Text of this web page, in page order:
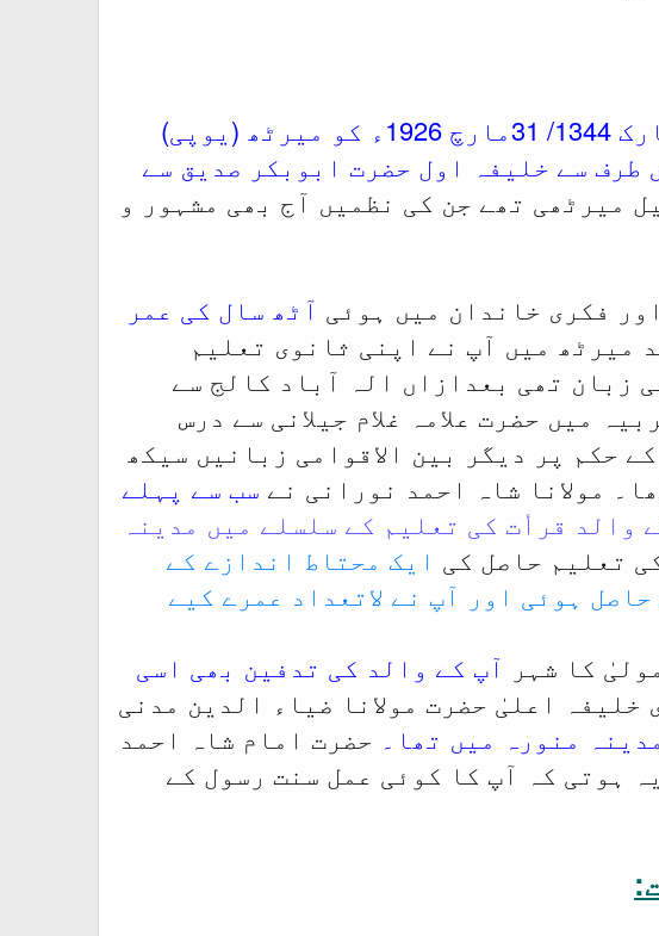
قائد اہلسنت شاہ احمد نورانی صدیقی 17 رمضان المبارک 1344/ 31مارچ 1926ء کو میرٹھ (یوپی)
طرف سے خلیفہ اول حضرت ابوبکر صدیق سے
میرٹھی تھے جن کی نظمیں آج بھی مشہور و
فکری خاندان میں ہوئی آٹھ سال کی عمر
میرٹھ میں آپ نے اپنی ثانوی تعلیم
زبان تھی بعدازاں الہ آباد کالج سے
میں حضرت علامہ غلام جیلانی سے درس
حکم پر دیگر بین الاقوامی زبانیں سیکھ
سب سے پہلے
والد قرأت کی تعلیم کے سلسلے میں مدینہ
تعلیم حاصل کی ایک محتاط اندازے کے
کا شہر آپ کے والد کی تدفین بھی اسی
خلیفہ اعلیٰ حضرت مولانا ضیاء الدین مدنی
منورہ میں تھا۔ حضرت امام شاہ احمد
ہوتی کہ آپ کا کوئی عمل سنت رسول کے